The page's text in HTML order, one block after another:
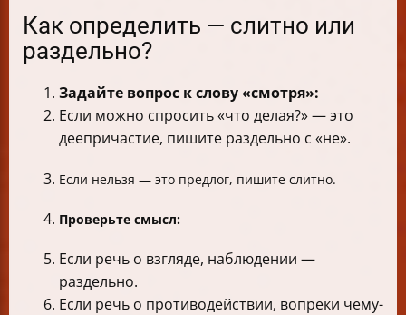
Как определить — слитно или
раздельно?
Задайте вопрос к слову «смотря»:
Если можно спросить «что делая?» — это
деепричастие, пишите раздельно с «не».
Если нельзя — это предлог, пишите слитно.
Проверьте смысл:
Если речь о взгляде, наблюдении —
раздельно.
Если речь о противодействии, вопреки чему-